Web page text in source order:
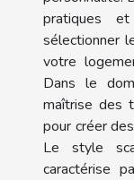
pratiques
sélectionner
votre
Dans le
maîtrise des
pour créer
Le style
caractérise